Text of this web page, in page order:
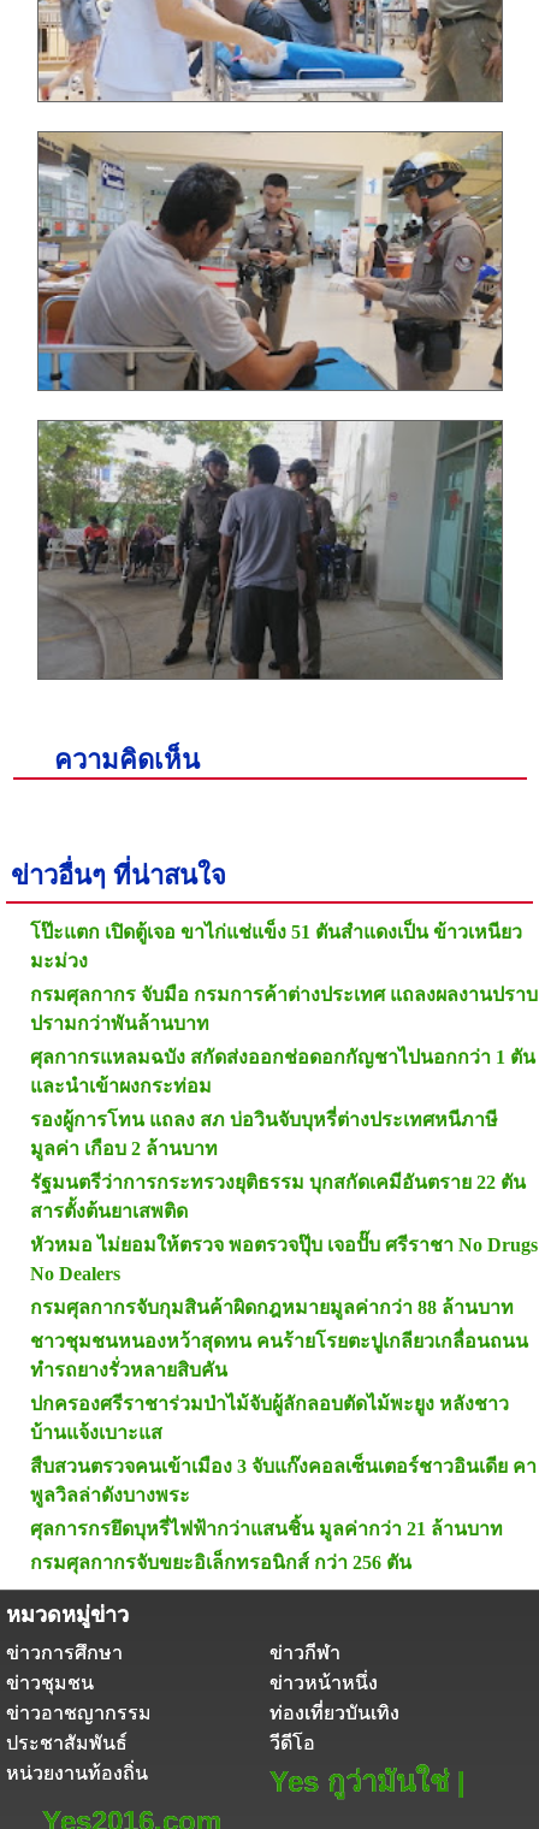
ความคิดเห็น
ข่าวอื่นๆ ที่น่าสนใจ
โป๊ะแตก เปิดตู้เจอ ขาไก่แช่แข็ง 51 ตันสำแดงเป็น ข้าวเหนียว
มะม่วง
กรมศุลกากร จับมือ กรมการค้าต่างประเทศ แถลงผลงานปราบ
ปรามกว่าพันล้านบาท
ศุลกากรแหลมฉบัง สกัดส่งออกช่อดอกกัญชาไปนอกกว่า 1 ตัน
และนำเข้าผงกระท่อม
รองผู้การโทน แถลง สภ บ่อวินจับบุหรี่ต่างประเทศหนีภาษี
มูลค่า เกือบ 2 ล้านบาท
รัฐมนตรีว่าการกระทรวงยุติธรรม บุกสกัดเคมีอันตราย 22 ตัน
สารตั้งต้นยาเสพติด
หัวหมอ ไม่ยอมให้ตรวจ พอตรวจปุ๊บ เจอปั๊บ ศรีราชา No Drugs
No Dealers
กรมศุลกากรจับกุมสินค้าผิดกฎหมายมูลค่ากว่า 88 ล้านบาท
ชาวชุมชนหนองหว้าสุดทน คนร้ายโรยตะปูเกลียวเกลื่อนถนน
ทำรถยางรั่วหลายสิบคัน
ปกครองศรีราชาร่วมป่าไม้จับผู้ลักลอบตัดไม้พะยูง หลังชาว
บ้านแจ้งเบาะแส
สืบสวนตรวจคนเข้าเมือง 3 จับแก๊งคอลเซ็นเตอร์ชาวอินเดีย คา
พูลวิลล่าดังบางพระ
ศุลการกรยึดบุหรี่ไฟฟ้ากว่าแสนชิ้น มูลค่ากว่า 21 ล้านบาท
กรมศุลกากรจับขยะอิเล็กทรอนิกส์ กว่า 256 ตัน
หมวดหมู่ข่าว
ข่าวการศึกษา
ข่าวกีฬา
ข่าวชุมชน
ข่าวหน้าหนึ่ง
ข่าวอาชญากรรม
ท่องเที่ยวบันเทิง
ประชาสัมพันธ์
วีดีโอ
หน่วยงานท้องถิ่น
Yes กูว่ามันใช่ |
Yes2016.com